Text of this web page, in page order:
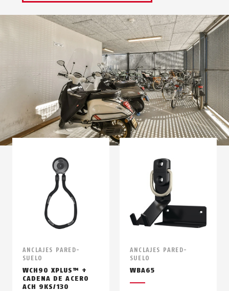
ANCLAJES PARED-
SUELO
WCH90 XPLUS™ +
CADENA DE ACERO
ACH 9KS/130
ANCLAJES PARED-
SUELO
WBA65